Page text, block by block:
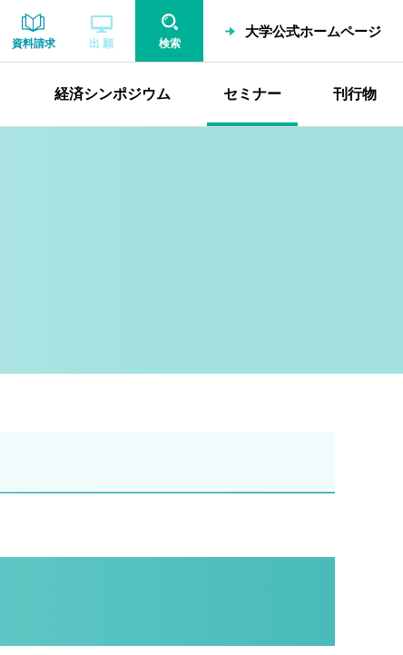
資料請求 出 願 検索
大学公式ホームページ
経済シンポジウム セミナー 刊行物